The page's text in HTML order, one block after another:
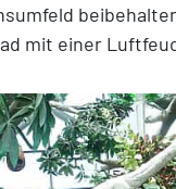
mit einer